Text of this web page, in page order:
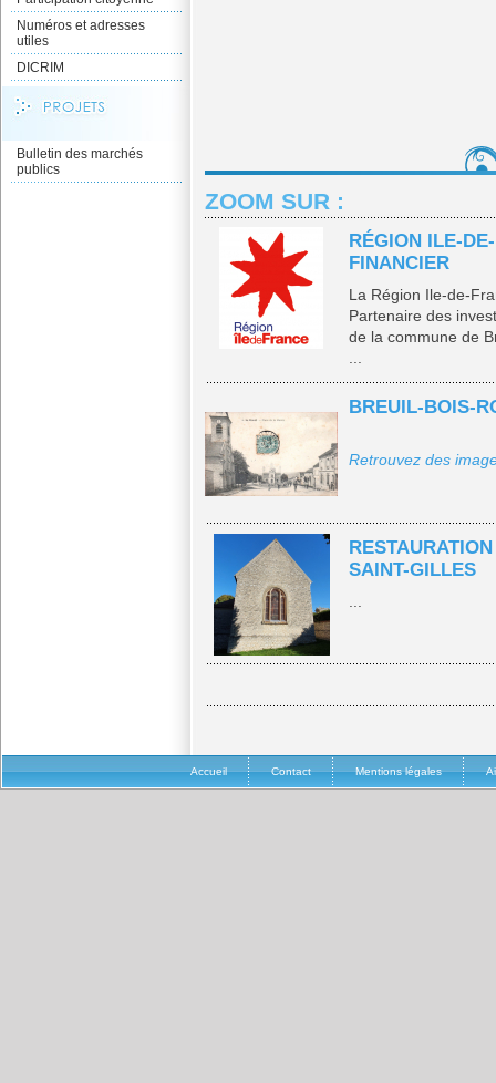
Numéros et adresses
utiles
DICRIM
Bulletin des marchés
publics
ZOOM SUR :
RÉGION ILE-
FINANCIER
La Région Ile-de-
Partenaire des
de la commune de
BREUIL-BOIS-
Retrouvez des
SAINT-GILLES
Accueil Contact Mentions légales